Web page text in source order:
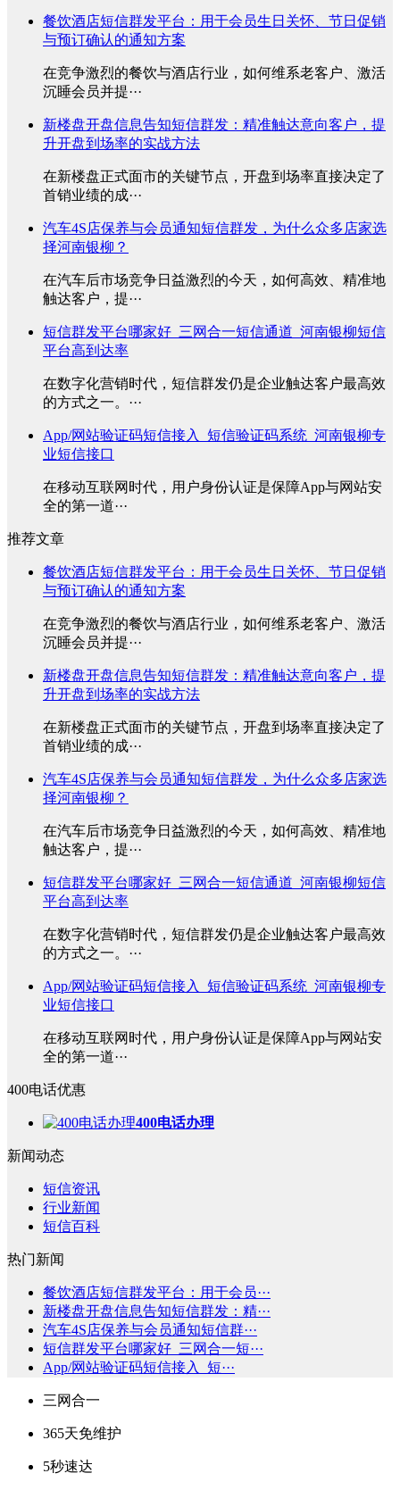
餐饮酒店短信群发平台：用于会员生日关怀、节日促销
与预订确认的通知方案
在竞争激烈的餐饮与酒店行业，如何维系老客户、激活
沉睡会员并提···
新楼盘开盘信息告知短信群发：精准触达意向客户，提
升开盘到场率的实战方法
在新楼盘正式面市的关键节点，开盘到场率直接决定了
首销业绩的成···
汽车4S店保养与会员通知短信群发，为什么众多店家选
择河南银柳？
在汽车后市场竞争日益激烈的今天，如何高效、精准地
触达客户，提···
短信群发平台哪家好_三网合一短信通道_河南银柳短信
平台高到达率
在数字化营销时代，短信群发仍是企业触达客户最高效
的方式之一。···
App/网站验证码短信接入_短信验证码系统_河南银柳专
业短信接口
在移动互联网时代，用户身份认证是保障App与网站安
全的第一道···
推荐文章
餐饮酒店短信群发平台：用于会员生日关怀、节日促销
与预订确认的通知方案
在竞争激烈的餐饮与酒店行业，如何维系老客户、激活
沉睡会员并提···
新楼盘开盘信息告知短信群发：精准触达意向客户，提
升开盘到场率的实战方法
在新楼盘正式面市的关键节点，开盘到场率直接决定了
首销业绩的成···
汽车4S店保养与会员通知短信群发，为什么众多店家选
择河南银柳？
在汽车后市场竞争日益激烈的今天，如何高效、精准地
触达客户，提···
短信群发平台哪家好_三网合一短信通道_河南银柳短信
平台高到达率
在数字化营销时代，短信群发仍是企业触达客户最高效
的方式之一。···
App/网站验证码短信接入_短信验证码系统_河南银柳专
业短信接口
在移动互联网时代，用户身份认证是保障App与网站安
全的第一道···
400电话优惠
400电话办理
新闻动态
短信资讯
行业新闻
短信百科
热门新闻
餐饮酒店短信群发平台：用于会员···
新楼盘开盘信息告知短信群发：精···
汽车4S店保养与会员通知短信群···
短信群发平台哪家好_三网合一短···
App/网站验证码短信接入_短···
三网合一
365天免维护
5秒速达